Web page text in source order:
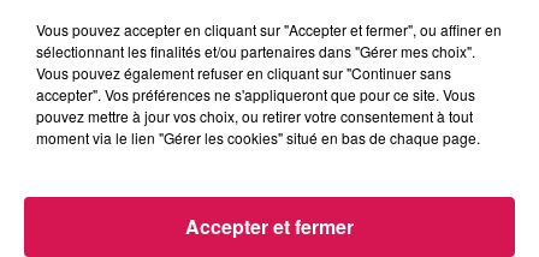
des Pompes funèbres des 2 Helpe.
>>> ECOUTEZ CI-DESSOUS LE JOURNAL DE 10H
DU 19 OCTOBRE 2018 :
Vous pouvez accepter en cliquant sur "Accepter et fermer", ou affiner en
sélectionnant les finalités et/ou partenaires dans "Gérer mes choix".
Vous pouvez également refuser en cliquant sur "Continuer sans
accepter". Vos préférences ne s'appliqueront que pour ce site. Vous
pouvez mettre à jour vos choix, ou retirer votre consentement à tout
moment via le lien "Gérer les cookies" situé en bas de chaque page.
Accepter et fermer